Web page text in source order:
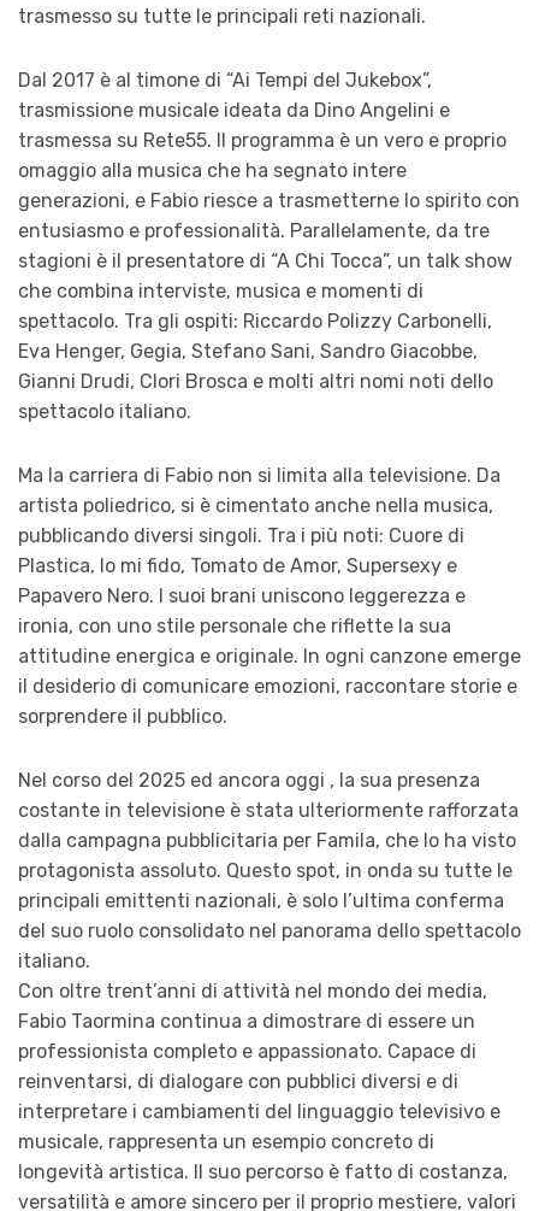
trasmesso su tutte le principali reti nazionali.
Dal 2017 è al timone di “Ai Tempi del Jukebox”,
trasmissione musicale ideata da Dino Angelini e
trasmessa su Rete55. Il programma è un vero e proprio
omaggio alla musica che ha segnato intere
generazioni, e Fabio riesce a trasmetterne lo spirito con
entusiasmo e professionalità. Parallelamente, da tre
stagioni è il presentatore di “A Chi Tocca”, un talk show
che combina interviste, musica e momenti di
spettacolo. Tra gli ospiti: Riccardo Polizzy Carbonelli,
Eva Henger, Gegia, Stefano Sani, Sandro Giacobbe,
Gianni Drudi, Clori Brosca e molti altri nomi noti dello
spettacolo italiano.
Ma la carriera di Fabio non si limita alla televisione. Da
artista poliedrico, si è cimentato anche nella musica,
pubblicando diversi singoli. Tra i più noti: Cuore di
Plastica, Io mi fido, Tomato de Amor, Supersexy e
Papavero Nero. I suoi brani uniscono leggerezza e
ironia, con uno stile personale che riflette la sua
attitudine energica e originale. In ogni canzone emerge
il desiderio di comunicare emozioni, raccontare storie e
sorprendere il pubblico.
Nel corso del 2025 ed ancora oggi , la sua presenza
costante in televisione è stata ulteriormente rafforzata
dalla campagna pubblicitaria per Famila, che lo ha visto
protagonista assoluto. Questo spot, in onda su tutte le
principali emittenti nazionali, è solo l’ultima conferma
del suo ruolo consolidato nel panorama dello spettacolo
italiano.
Con oltre trent’anni di attività nel mondo dei media,
Fabio Taormina continua a dimostrare di essere un
professionista completo e appassionato. Capace di
reinventarsi, di dialogare con pubblici diversi e di
interpretare i cambiamenti del linguaggio televisivo e
musicale, rappresenta un esempio concreto di
longevità artistica. Il suo percorso è fatto di costanza,
versatilità e amore sincero per il proprio mestiere, valori